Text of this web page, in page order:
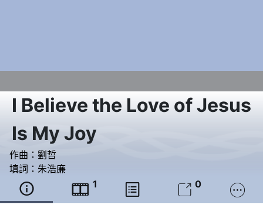
I Believe the Love of Jesus
Is My Joy
作曲： 劉哲
填詞： 朱浩廉
  1   0 